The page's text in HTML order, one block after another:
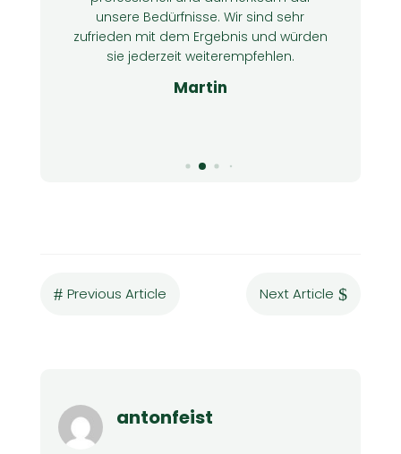
unsere Bedürfnisse. Wir sind sehr
zufrieden mit dem Ergebnis und würden
sie jederzeit weiterempfehlen.
Martin
# Previous Article Next Article $
antonfeist